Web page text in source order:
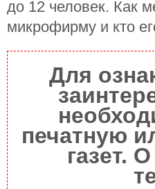
до 12 человек. Как
микрофирму и кто
Для
печатную
газет.